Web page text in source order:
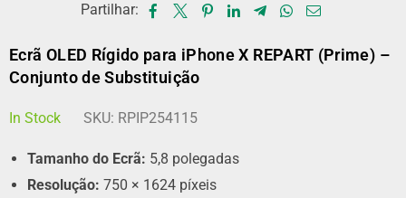
Partilhar:
Ecrã OLED Rígido para iPhone X REPART (Prime) –
Conjunto de Substituição
In Stock SKU: RPIP254115
Tamanho do Ecrã: 5,8 polegadas
Resolução: 750 × 1624 píxeis